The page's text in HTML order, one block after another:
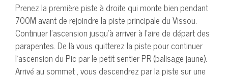
Prenez la première piste à droite qui monte bien pendant
700M avant de rejoindre la piste principale du Vissou.
Continuer l’ascension jusqu’à arriver à l’aire de départ des
parapentes. De là vous quitterez la piste pour continuer
l’ascension du Pic par le petit sentier PR (balisage jaune).
Arrivé au sommet , vous descendrez par la piste sur une